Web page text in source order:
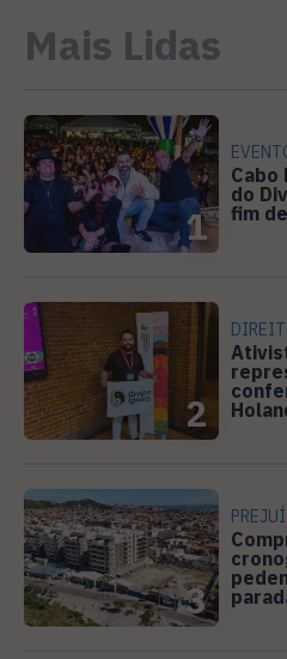
Mais Lidas
1
Cabo
do
fim
2
3